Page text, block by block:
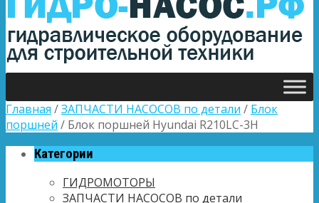
Главная /ЗАПЧАСТИ НАСОСОВ по детали / Блок
поршней / Блок поршней Hyundai R210LC-3H
Категории
ГИДРОМОТОРЫ
ЗАПЧАСТИ НАСОСОВ по детали